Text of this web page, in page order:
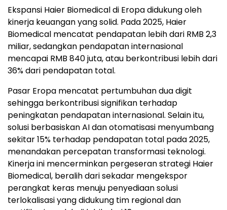
Ekspansi Haier Biomedical di Eropa didukung oleh
kinerja keuangan yang solid. Pada 2025, Haier
Biomedical mencatat pendapatan lebih dari RMB 2,3
miliar, sedangkan pendapatan internasional
mencapai RMB 840 juta, atau berkontribusi lebih dari
36% dari pendapatan total.
Pasar Eropa mencatat pertumbuhan dua digit
sehingga berkontribusi signifikan terhadap
peningkatan pendapatan internasional. Selain itu,
solusi berbasiskan AI dan otomatisasi menyumbang
sekitar 15% terhadap pendapatan total pada 2025,
menandakan percepatan transformasi teknologi.
Kinerja ini mencerminkan pergeseran strategi Haier
Biomedical, beralih dari sekadar mengekspor
perangkat keras menuju penyediaan solusi
terlokalisasi yang didukung tim regional dan